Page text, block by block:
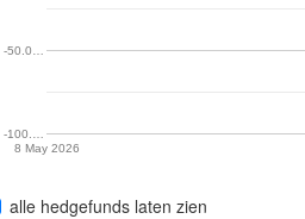
8 May 2026
-100.…
-50.0…
alle hedgefunds laten zien